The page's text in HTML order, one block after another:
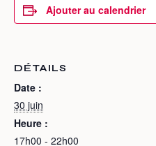
Ajouter au calendrier
DÉTAILS
Date :
30 juin
Heure :
17h00 - 22h00